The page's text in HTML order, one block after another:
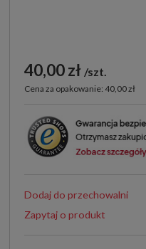
40,00 zł szt.
Cena za opakowanie: 40,00 zł
Dodaj do przechowalni
Zapytaj o produkt